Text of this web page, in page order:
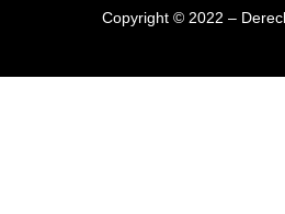
Copyright © 2022 –